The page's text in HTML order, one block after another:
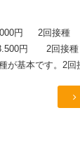
円 2回接種
円 2回接種
です。2回接